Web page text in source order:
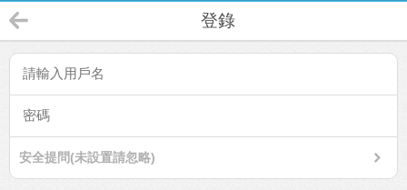
登錄
安全提問(未設置請忽略)